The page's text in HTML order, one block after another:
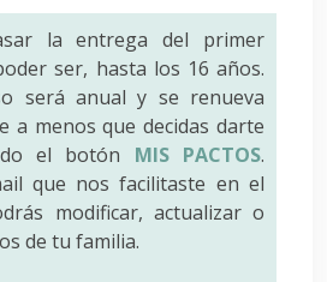
la entrega del primer
ser, hasta los 16 años.
será anual y se renueva
a menos que decidas darte
el botón MIS PACTOS.
que nos facilitaste en el
modificar, actualizar o
de tu familia.